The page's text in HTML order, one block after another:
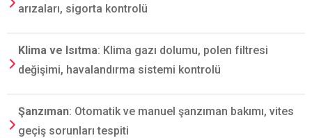
arızaları, sigorta kontrolü
Klima ve Isıtma: Klima gazı dolumu, polen filtresi
değişimi, havalandırma sistemi kontrolü
Şanzıman: Otomatik ve manuel şanzıman bakımı, vites
geçiş sorunları tespiti